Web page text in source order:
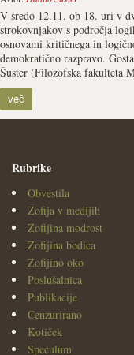
V sredo 12.11. ob 18. uri v
strokovnjakov s področja
osnovami kritičnega in
demokratično razpravo.
Šuster (Filozofska fakulteta
več
Rubrike
Obvestila
Zofija v medijih
Zofijina modrost
Zofijina bodica
Zofijino oko
Poslušalnica
Publikacije
Cenzurirano
Kotiček
Speculum